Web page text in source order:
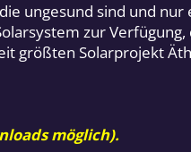
ungesund sind und nur
zur Verfügung,
größten Solarprojekt
möglich).